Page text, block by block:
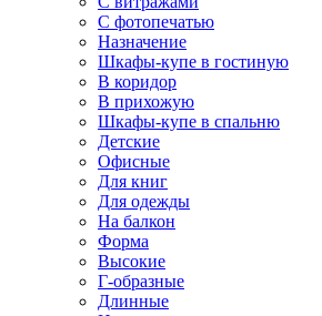
С фотопечатью
Назначение
Шкафы-купе в гостиную
В коридор
В прихожую
Шкафы-купе в спальню
Детские
Офисные
Для книг
Для одежды
На балкон
Форма
Высокие
Г-образные
Длинные